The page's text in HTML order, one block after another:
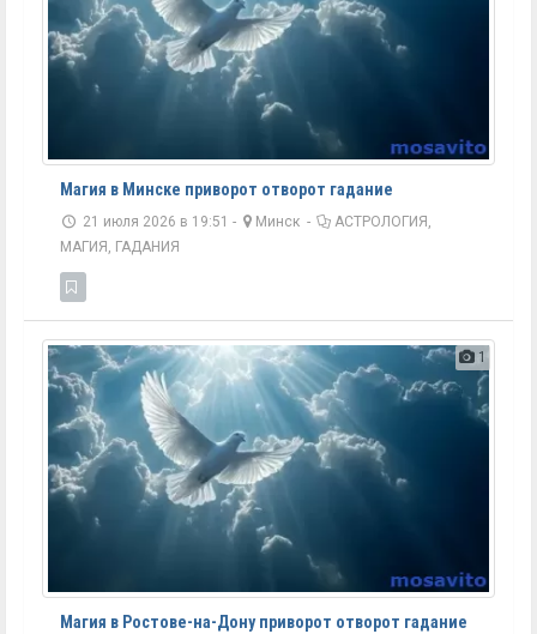
Магия в Минске приворот отворот гадание
21 июля 2026 в 19:51 - Минск -
АСТРОЛОГИЯ,
МАГИЯ, ГАДАНИЯ
1
Магия в Ростове-на-Дону приворот отворот гадание